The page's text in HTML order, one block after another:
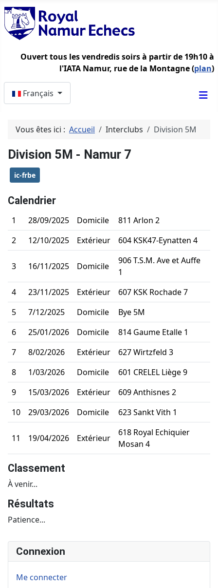
Ouvert tous les vendredis soirs à partir de 19h10 à
l'IATA Namur, rue de la Montagne (plan)
Français
Vous êtes ici : Accueil Interclubs Division 5M
Division 5M - Namur 7
ic-frbe
Calendrier
1 28/09/2025 Domicile
811 Arlon 2
2
12/10/2025 Extérieur 604 KSK47-Eynatten 4
3 16/11/2025 Domicile
906 T.S.M. Ave et Auffe
1
4
23/11/2025 Extérieur
607 KSK Rochade 7
5
7/12/2025 Domicile
Bye 5M
6
25/01/2026 Domicile
814 Gaume Etalle 1
7
8/02/2026 Extérieur
627 Wirtzfeld 3
8
1/03/2026 Domicile
601 CRELEL Liège 9
9
15/03/2026 Extérieur
609 Anthisnes 2
10
29/03/2026 Domicile 623 Sankt Vith 1
11 19/04/2026 Extérieur
618 Royal Echiquier
Mosan 4
Classement
À venir...
Résultats
Patience...
Connexion
Me connecter